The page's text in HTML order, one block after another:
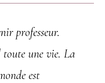
professeur.
toute une vie. La
est